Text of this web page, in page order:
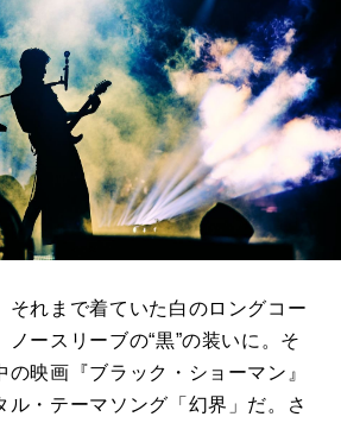
それまで着ていた白のロングコー
ノースリーブの“黒”の装いに。そ
の映画『ブラック・ショーマン』
ル・テーマソング「幻界」だ。さ